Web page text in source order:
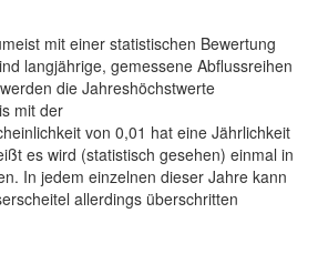
mit einer statistischen Bewertung
langjährige, gemessene Abflussreihen
die Jahreshöchstwerte
mit der
von 0,01 hat eine Jährlichkeit
es wird (statistisch gesehen) einmal in
In jedem einzelnen dieser Jahre kann
allerdings überschritten